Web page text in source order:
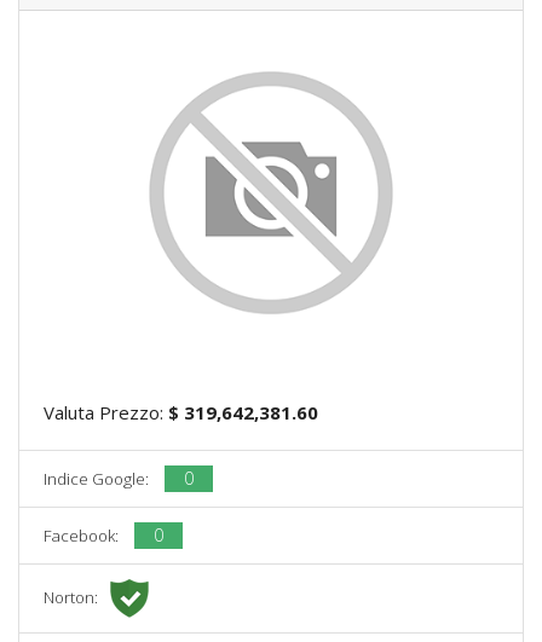
Valuta Prezzo: $ 319,642,381.60
Indice Google: 0
Facebook: 0
Norton: